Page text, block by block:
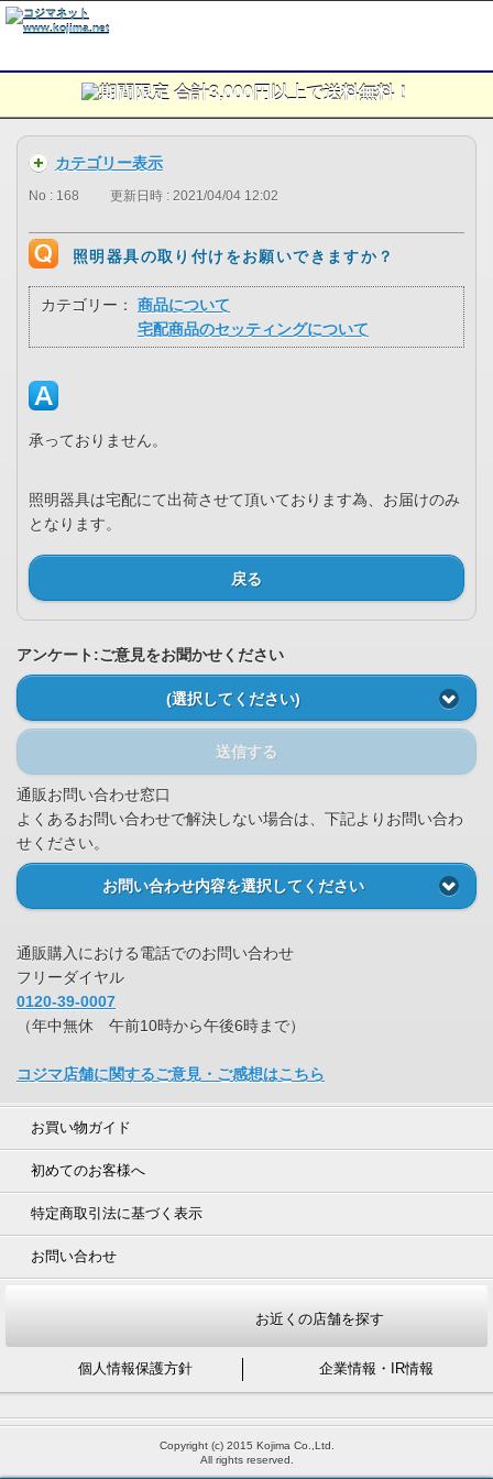
カテゴリー表示
No : 168 更新日時 : 2021/04/04 12:02
照明器具の取り付けをお願いできますか？
カテゴリー：
商品について
宅配商品のセッティングについて
承っておりません。
照明器具は宅配にて出荷させて頂いております為、お届けのみ
となります。
戻る
アンケート:ご意見をお聞かせください
(選択してください)
送信する
通販お問い合わせ窓口
よくあるお問い合わせで解決しない場合は、下記よりお問い合わ
せください。
お問い合わせ内容を選択してください
通販購入における電話でのお問い合わせ
フリーダイヤル
0120-39-0007
（年中無休 午前10時から午後6時まで）
コジマ店舗に関するご意見・ご感想はこちら
お買い物ガイド
初めてのお客様へ
特定商取引法に基づく表示
お問い合わせ
お近くの店舗を探す
個人情報保護方針 企業情報・IR情報
Copyright (c) 2015 Kojima Co.,Ltd.
All rights reserved.